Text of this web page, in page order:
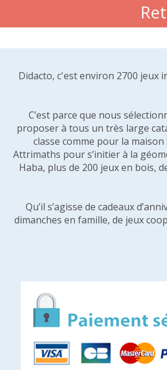
Didacto, c'est environ 2700 jeux
C’est parce que nous
proposer à tous un très large
classe comme pour la
Attrimaths pour s’initier à la
Haba, plus de 200 jeux en bois,
Qu’il s’agisse de cadeaux
dimanches en famille, de jeux